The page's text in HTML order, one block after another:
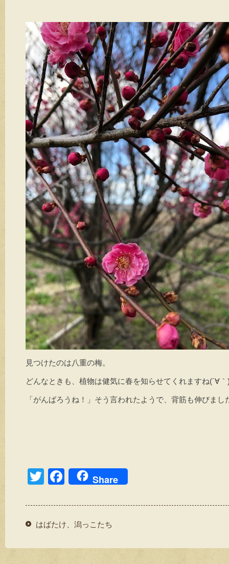
見つけたのは八重の梅。
どんなときも、植物は健気に春を知らせてくれますね(´∀
「がんばろうね！」そう言われたようで、背筋も伸びまし
T
tt
er
F
c
e
Share
はばたけ、潟っこたち